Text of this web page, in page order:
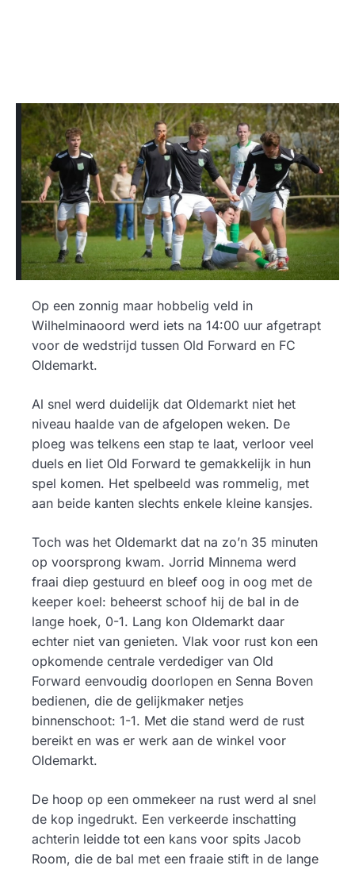
Op een zonnig maar hobbelig veld in
Wilhelminaoord werd iets na 14:00 uur afgetrapt
voor de wedstrijd tussen Old Forward en FC
Oldemarkt.
Al snel werd duidelijk dat Oldemarkt niet het
niveau haalde van de afgelopen weken. De
ploeg was telkens een stap te laat, verloor veel
duels en liet Old Forward te gemakkelijk in hun
spel komen. Het spelbeeld was rommelig, met
aan beide kanten slechts enkele kleine kansjes.
Toch was het Oldemarkt dat na zo’n 35 minuten
op voorsprong kwam. Jorrid Minnema werd
fraai diep gestuurd en bleef oog in oog met de
keeper koel: beheerst schoof hij de bal in de
lange hoek, 0-1. Lang kon Oldemarkt daar
echter niet van genieten. Vlak voor rust kon een
opkomende centrale verdediger van Old
Forward eenvoudig doorlopen en Senna Boven
bedienen, die de gelijkmaker netjes
binnenschoot: 1-1. Met die stand werd de rust
bereikt en was er werk aan de winkel voor
Oldemarkt.
De hoop op een ommekeer na rust werd al snel
de kop ingedrukt. Een verkeerde inschatting
achterin leidde tot een kans voor spits Jacob
Room, die de bal met een fraaie stift in de lange